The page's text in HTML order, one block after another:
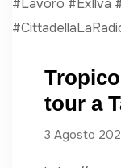
tour a
3 Agosto